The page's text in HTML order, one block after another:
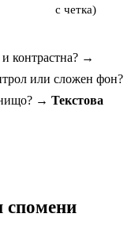
с четка)
и контрастна? →
или сложен фон?
нищо? → Текстова
спомени